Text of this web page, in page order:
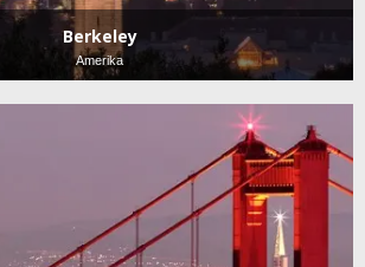
Berkeley
Amerika